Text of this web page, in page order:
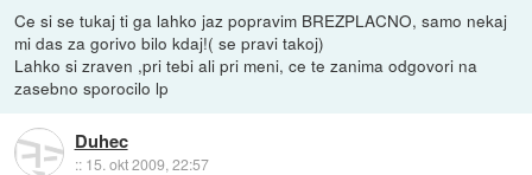
Ce si se tukaj ti ga lahko jaz popravim BREZPLACNO, samo nekaj
mi das za gorivo bilo kdaj!( se pravi takoj)
Lahko si zraven ,pri tebi ali pri meni, ce te zanima odgovori na
zasebno sporocilo lp
Duhec
:: 15. okt 2009, 22:57